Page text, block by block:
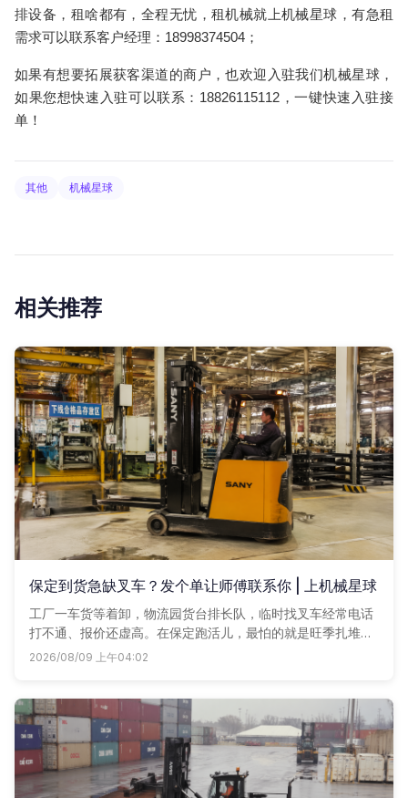
排设备，租啥都有，全程无忧，租机械就上机械星球，有急租
需求可以联系客户经理：18998374504；
如果有想要拓展获客渠道的商户，也欢迎入驻我们机械星球，
如果您想快速入驻可以联系：18826115112，一键快速入驻接
单！
其他 机械星球
相关推荐
保定到货急缺叉车？发个单让师傅联系你 | 上机械星球
工厂一车货等着卸，物流园货台排长队，临时找叉车经常电话
打不通、报价还虚高。在保定跑活儿，最怕的就是旺季扎堆，
淡季又没单。咱们机械星球看准了这老难题，把附近的叉车师
2026/08/09 上午04:02